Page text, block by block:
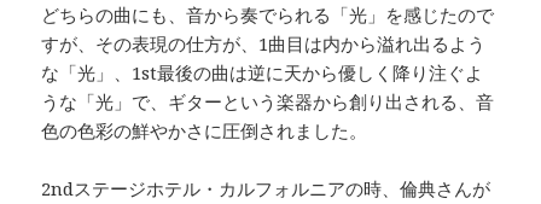
どちらの曲にも、音から奏でられる「光」を感じたので
すが、その表現の仕方が、1曲目は内から溢れ出るよう
な「光」、1st最後の曲は逆に天から優しく降り注ぐよ
うな「光」で、ギターという楽器から創り出される、音
色の色彩の鮮やかさに圧倒されました。
2ndステージホテル・カルフォルニアの時、倫典さんが